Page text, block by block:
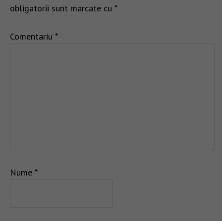
obligatorii sunt marcate cu *
Comentariu *
Nume *